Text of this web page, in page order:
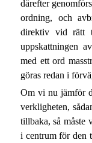
därefter
ordning, och
direktiv vid rätt
uppskattningen
med ett ord
göras redan i
Om vi nu jämför
verkligheten,
tillbaka, så måste
i centrum för den